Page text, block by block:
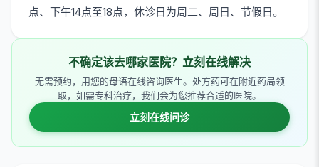
点、下午14点至18点，休诊日为周二、周日、节假日。
不确定该去哪家医院？立刻在线解决
无需预约，用您的母语在线咨询医生。处方药可在附近药局领
取，如需专科治疗，我们会为您推荐合适的医院。
立刻在线问诊